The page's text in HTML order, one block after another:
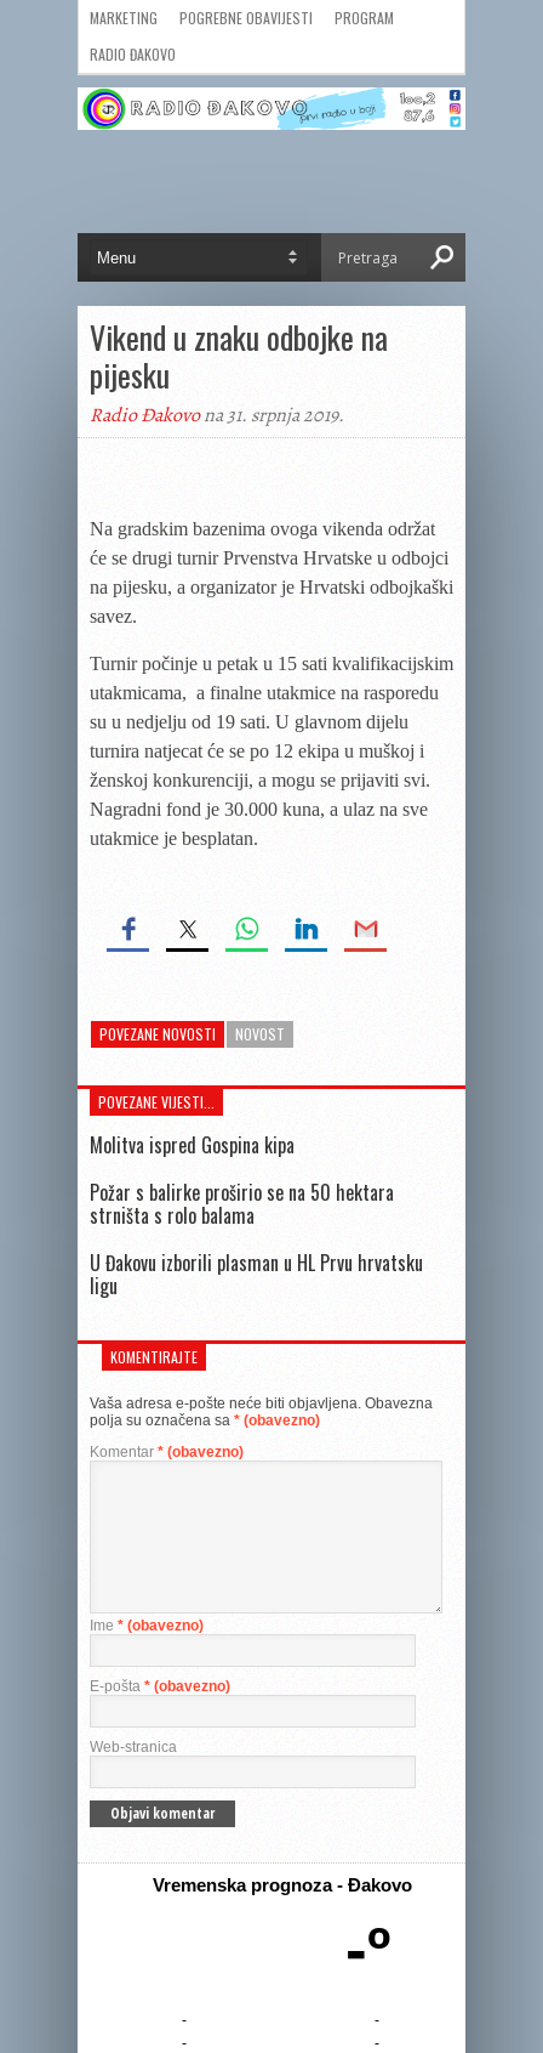
MARKETING POGREBNE OBAVIJESTI
PROGRAM
RADIO ĐAKOVO
Vikend u znaku odbojke na
pijesku
Radio Đakovona 31. srpnja 2019.
Na gradskim bazenima ovoga vikenda održat
će se drugi turnir Prvenstva Hrvatske u odbojci
na pijesku, a organizator je Hrvatski odbojkaški
savez.
Turnir počinje u petak u 15 sati kvalifikacijskim
utakmicama, a finalne utakmice na rasporedu
su u nedjelju od 19 sati. U glavnom dijelu
turnira natjecat će se po 12 ekipa u muškoj i
ženskoj konkurenciji, a mogu se prijaviti svi.
Nagradni fond je 30.000 kuna, a ulaz na sve
utakmice je besplatan.
POVEZANE NOVOSTI NOVOST
POVEZANE VIJESTI...
Molitva ispred Gospina kipa
Požar s balirke proširio se na 50 hektara
strništa s rolo balama
U Đakovu izborili plasman u HL Prvu hrvatsku
ligu
KOMENTIRAJTE
Vaša adresa e-pošte neće biti objavljena. Obavezna
polja su označena sa * (obavezno)
Komentar * (obavezno)
Ime * (obavezno)
E-pošta * (obavezno)
Web-stranica
Vremenska prognoza - Đakovo
-º
-
-
-
-